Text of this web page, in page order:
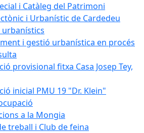
i Catàleg del Patrimoni
i Urbanístic de Cardedeu
urbanístics
i gestió urbanística en procés
provisional fitxa Casa Josep Tey,
inicial PMU 19 "Dr. Klein"
a la Mongia
treball i Club de feina